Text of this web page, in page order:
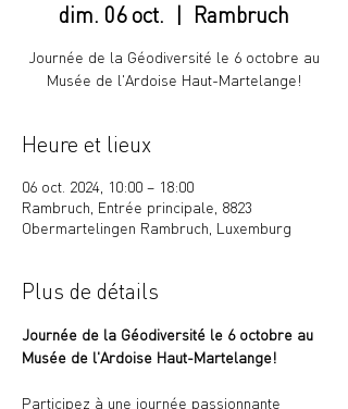
dim. 06 oct.
  |
Rambruch
Journée de la Géodiversité le 6 octobre au
Musée de l'Ardoise Haut-Martelange!
Heure et lieux
06 oct. 2024, 10:00 – 18:00
Rambruch, Entrée principale, 8823
Obermartelingen Rambruch, Luxemburg
Plus de détails
Journée de la Géodiversité le 6 octobre au
Musée de l'Ardoise Haut-Martelange!
Participez à une journée passionnante